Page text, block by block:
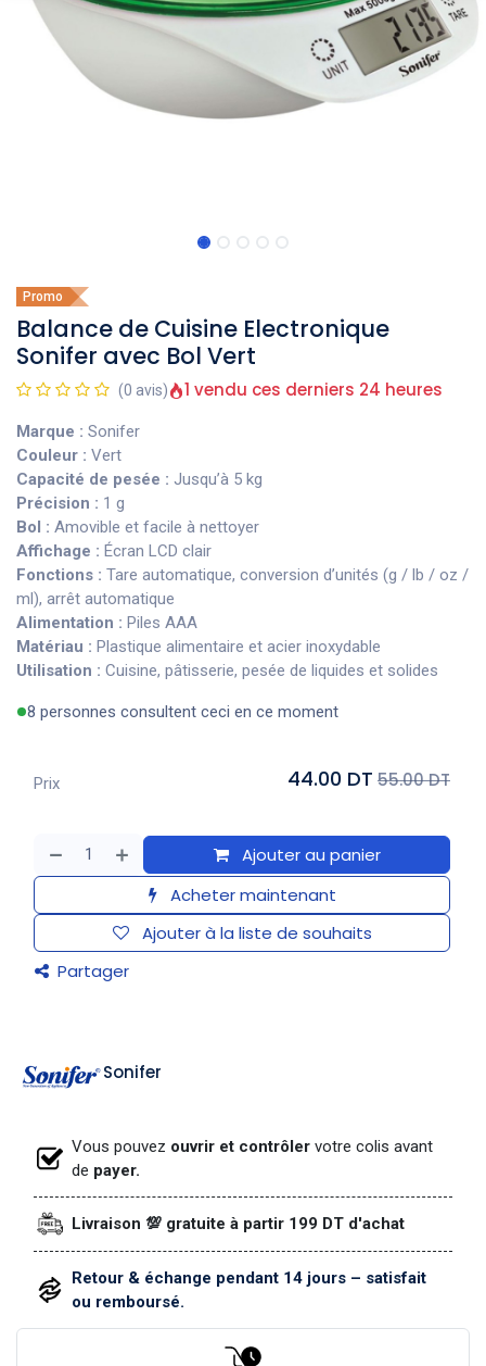
Promo
Balance de Cuisine Electronique
Sonifer avec Bol Vert
(0 avis) 1 vendu ces derniers 24 heures
Marque : Sonifer
Couleur : Vert
Capacité de pesée : Jusqu’à 5 kg
Précision : 1 g
Bol : Amovible et facile à nettoyer
Affichage : Écran LCD clair
Fonctions : Tare automatique, conversion d’unités (g / lb / oz /
ml), arrêt automatique
Alimentation : Piles AAA
Matériau : Plastique alimentaire et acier inoxydable
Utilisation : Cuisine, pâtisserie, pesée de liquides et solides
8 personnes consultent ceci en ce moment
Ajouter au panier
Acheter maintenant
Ajouter à la liste de souhaits
Partager
Prix 44.00 DT 55.00 DT
Sonifer
Vous pouvez ouvrir et contrôler votre colis avant
de payer.
Livraison 💯 gratuite à partir 199 DT d'achat
Retour & échange pendant 14 jours – satisfait
ou remboursé.